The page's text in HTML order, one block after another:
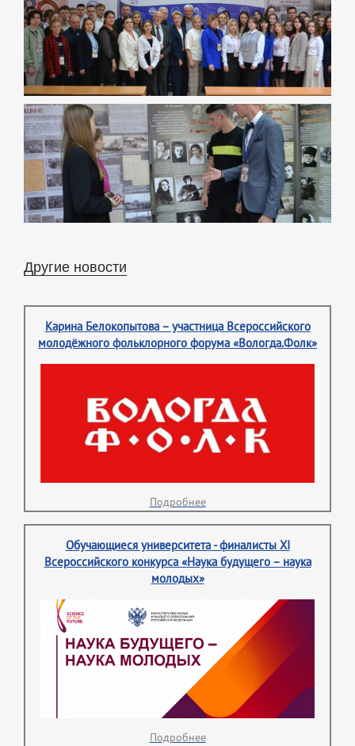
Другие новости
Карина Белокопытова – участница Всероссийского
молодёжного фольклорного форума «Вологда.Фолк»
Подробнее
Обучающиеся университета - финалисты XI
Всероссийского конкурса «Наука будущего – наука
молодых»
Подробнее